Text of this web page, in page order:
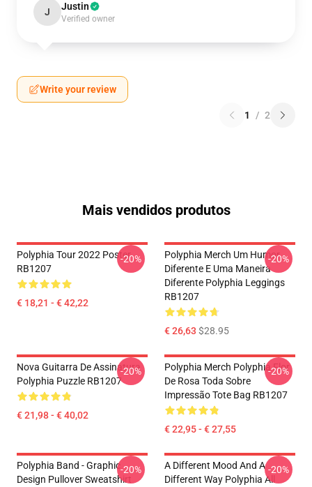
J Justin
Verified owner
Write your review
1 / 2
Mais vendidos produtos
Polyphia Tour 2022 Poster
RB1207
€ 18,21 - € 42,22
-20%
Polyphia Merch Um Humor
Diferente E Uma Maneira
Diferente Polyphia Leggings
RB1207
€ 26,63 $28.95
-20%
Nova Guitarra De Assinatura
Polyphia Puzzle RB1207
€ 21,98 - € 40,02
-20%
Polyphia Merch Polyphia Flor
De Rosa Toda Sobre
Impressão Tote Bag RB1207
€ 22,95 - € 27,55
-20%
Polyphia Band - Graphic
Design Pullover Sweatshirt
-20%
A Different Mood And A
Different Way Polyphia All
-20%